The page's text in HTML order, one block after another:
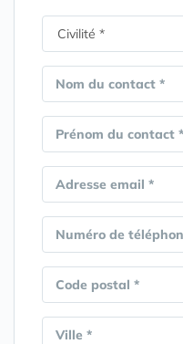
Nom du contact *
Prénom du contact *
Adresse email *
Numéro de
Code postal *
Ville *